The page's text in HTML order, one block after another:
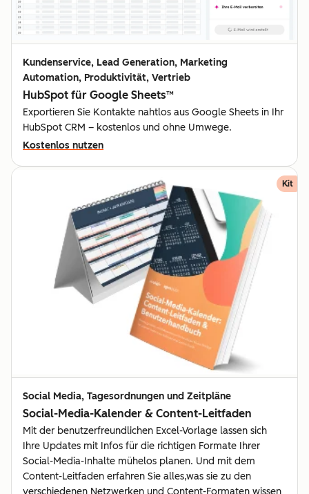
Kundenservice, Lead Generation, Marketing
Automation, Produktivität, Vertrieb
HubSpot für Google Sheets™
Exportieren Sie Kontakte nahtlos aus Google Sheets in Ihr
HubSpot CRM – kostenlos und ohne Umwege.
Kostenlos nutzen
Kit
Social Media, Tagesordnungen und Zeitpläne
Social-Media-Kalender & Content-Leitfaden
Mit der benutzerfreundlichen Excel-Vorlage lassen sich
Ihre Updates mit Infos für die richtigen Formate Ihrer
Social-Media-Inhalte mühelos planen. Und mit dem
Content-Leitfaden erfahren Sie alles,was sie zu den
verschiedenen Netzwerken und Content-Formaten wissen